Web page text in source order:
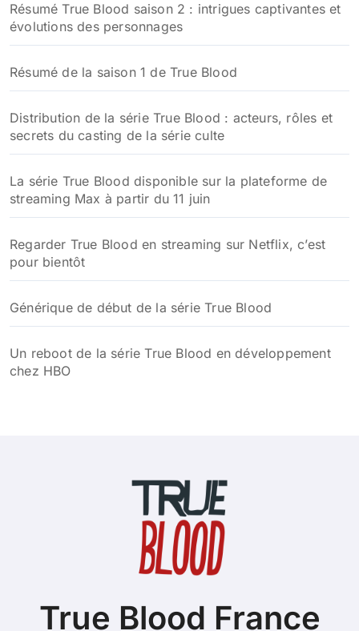
Résumé True Blood saison 2 : intrigues captivantes et
évolutions des personnages
Résumé de la saison 1 de True Blood
Distribution de la série True Blood : acteurs, rôles et
secrets du casting de la série culte
La série True Blood disponible sur la plateforme de
streaming Max à partir du 11 juin
Regarder True Blood en streaming sur Netflix, c’est
pour bientôt
Générique de début de la série True Blood
Un reboot de la série True Blood en développement
chez HBO
True Blood France